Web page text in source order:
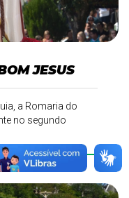
JESUS
a Romaria do
no segundo